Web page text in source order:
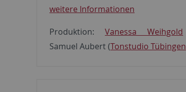
weitere Informationen
Produktion:Vanessa Weihgold
Samuel Aubert (Tonstudio Tübingen